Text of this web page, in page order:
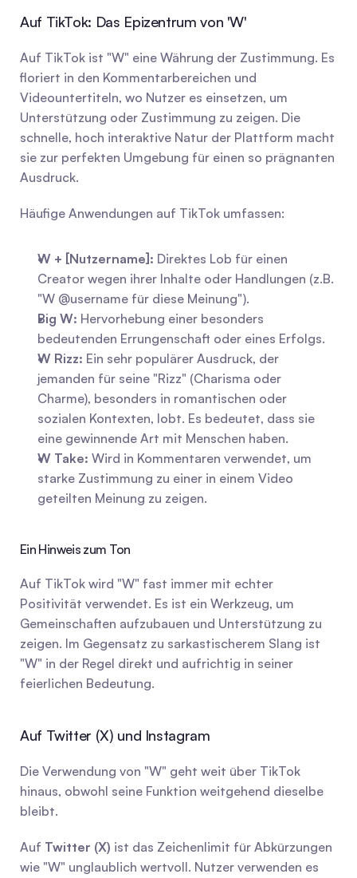
Auf TikTok: Das Epizentrum von 'W'
Auf TikTok ist "W" eine Währung der Zustimmung. Es
floriert in den Kommentarbereichen und
Videountertiteln, wo Nutzer es einsetzen, um
Unterstützung oder Zustimmung zu zeigen. Die
schnelle, hoch interaktive Natur der Plattform macht
sie zur perfekten Umgebung für einen so prägnanten
Ausdruck.
Häufige Anwendungen auf TikTok umfassen:
W + [Nutzername]: Direktes Lob für einen
Creator wegen ihrer Inhalte oder Handlungen (z.B.
"W @username für diese Meinung").
Big W: Hervorhebung einer besonders
bedeutenden Errungenschaft oder eines Erfolgs.
W Rizz: Ein sehr populärer Ausdruck, der
jemanden für seine "Rizz" (Charisma oder
Charme), besonders in romantischen oder
sozialen Kontexten, lobt. Es bedeutet, dass sie
eine gewinnende Art mit Menschen haben.
W Take: Wird in Kommentaren verwendet, um
starke Zustimmung zu einer in einem Video
geteilten Meinung zu zeigen.
Ein Hinweis zum Ton
Auf TikTok wird "W" fast immer mit echter
Positivität verwendet. Es ist ein Werkzeug, um
Gemeinschaften aufzubauen und Unterstützung zu
zeigen. Im Gegensatz zu sarkastischerem Slang ist
"W" in der Regel direkt und aufrichtig in seiner
feierlichen Bedeutung.
Auf Twitter (X) und Instagram
Die Verwendung von "W" geht weit über TikTok
hinaus, obwohl seine Funktion weitgehend dieselbe
bleibt.
Auf Twitter (X) ist das Zeichenlimit für Abkürzungen
wie "W" unglaublich wertvoll. Nutzer verwenden es